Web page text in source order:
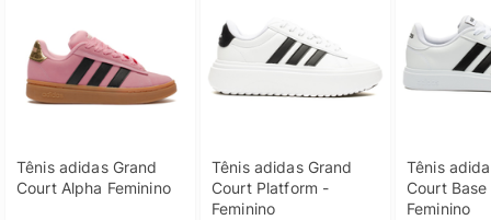
Tênis adidas Grand
Court Alpha Feminino
Tênis adidas Grand
Court Platform -
Feminino
Tênis
Court
Feminino